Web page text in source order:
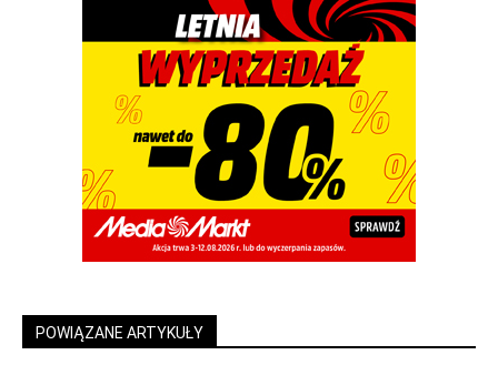
POWIĄZANE ARTYKUŁY